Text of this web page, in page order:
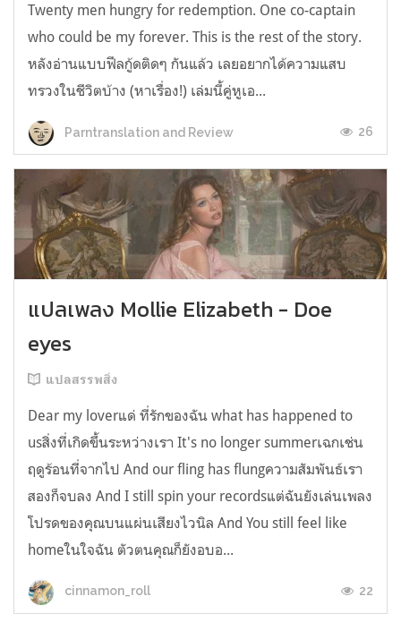
Twenty men hungry for redemption. One co-captain
who could be my forever. This is the rest of the story.
หลังอ่านแบบฟีลกู้ดติดๆ กันแล้ว เลยอยากได้ความแสบ
ทรวงในชีวิตบ้าง (หาเรื่อง!) เล่มนี้คู่หูเอ...
Parntranslation and Review 26
แปลเพลง Mollie Elizabeth - Doe
eyes
แปลสรรพสิ่ง
Dear my loverแด่ ที่รักของฉัน what has happened to
usสิ่งที่เกิดขึ้นระหว่างเรา It's no longer summerเฉกเช่น
ฤดูร้อนที่จากไป And our fling has flungความสัมพันธ์เรา
สองก็จบลง And I still spin your recordsแต่ฉันยังเล่นเพลง
โปรดของคุณบนแผ่นเสียงไวนิล And You still feel like
homeในใจฉัน ตัวตนคุณก็ยังอบอ...
cinnamon_roll 22